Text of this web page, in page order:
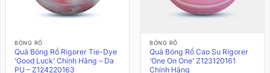
BÓNG RỔ
Quả Bóng Rổ Rigorer Tie-Dye
‘Good Luck’ Chính Hãng – Da
PU – Z124220163
BÓNG RỔ
Quả Bóng Rổ Cao Su Rigorer
‘One On One’ Z123120161
Chính Hãng